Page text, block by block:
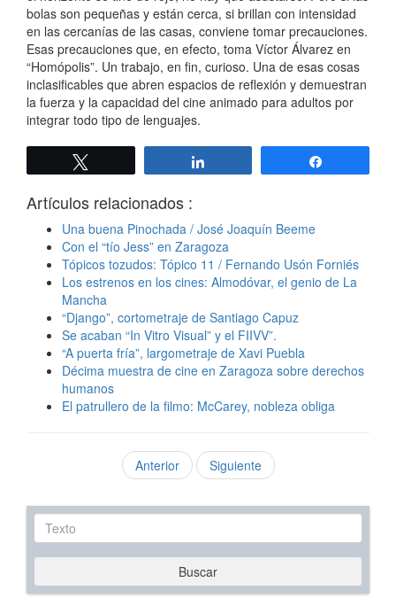
bolas son pequeñas y están cerca, si brillan con intensidad
en las cercanías de las casas, conviene tomar precauciones.
Esas precauciones que, en efecto, toma Víctor Álvarez en
“Homópolis”. Un trabajo, en fin, curioso. Una de esas cosas
inclasificables que abren espacios de reflexión y demuestran
la fuerza y la capacidad del cine animado para adultos por
integrar todo tipo de lenguajes.
Artículos relacionados :
Una buena Pinochada / José Joaquín Beeme
Con el “tío Jess” en Zaragoza
Tópicos tozudos: Tópico 11 / Fernando Usón Forniés
Los estrenos en los cines: Almodóvar, el genio de La
Mancha
“Django”, cortometraje de Santiago Capuz
Se acaban “In Vitro Visual” y el FIIVV”.
“A puerta fría”, largometraje de Xavi Puebla
Décima muestra de cine en Zaragoza sobre derechos
humanos
El patrullero de la filmo: McCarey, nobleza obliga
Anterior Siguiente
Texto
Buscar